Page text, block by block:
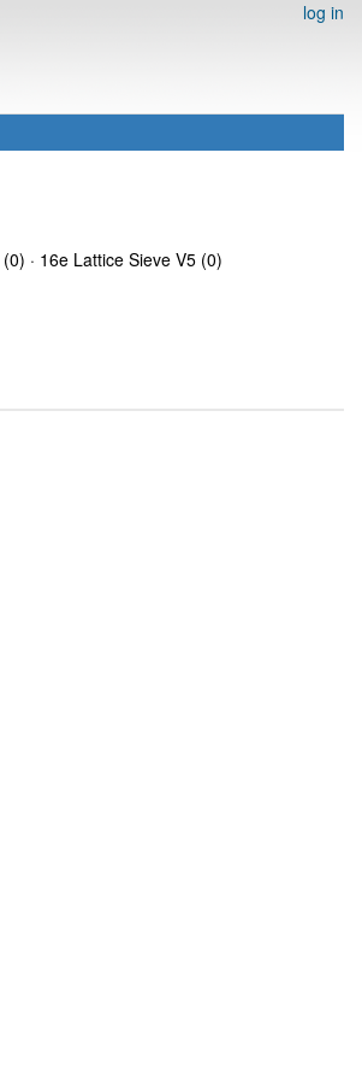
log in
(0) · 16e Lattice Sieve V5 (0)